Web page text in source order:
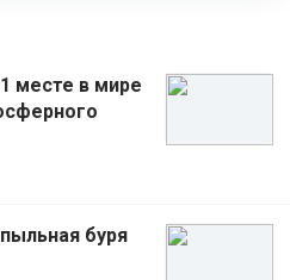
месте в мире
буря